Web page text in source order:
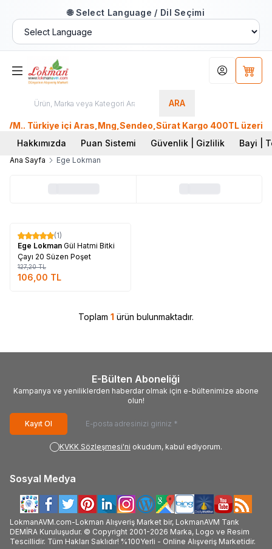
🌐 Select Language / Dil Seçimi
ARA
Hesabım
Türkiye içi Aras,Mng,Sendeo,Sürat Kargo 400TL üzeri,
Hakkımızda
Puan Sistemi Güvenlik | Gizlilik Bayi |
Ana Sayfa Ege Lokman
%17
(1)
Ege Lokman Gül Hatmi Bitki
Çayı 20 Süzen Poşet
127,20TL
106,00 TL
Toplam 1 ürün bulunmaktadır.
E-Bülten Aboneliği
Kampanya ve yeniliklerden haberdar olmak için e-bültenimize abone
olun!
Kayıt Ol
KVKK Sözleşmesi'ni okudum, kabul ediyorum.
Sosyal Medya
LokmanAVM.com-Lokman Alışveriş Market bir, LokmanAVM Tarık
DEMİRA Kuruluşudur. © Copyright 2001-2026 Marka, Logo ve Resim
Tescillidir. Tüm Hakları Saklıdır! %100Yerli - Online Alışveriş Marketidir.